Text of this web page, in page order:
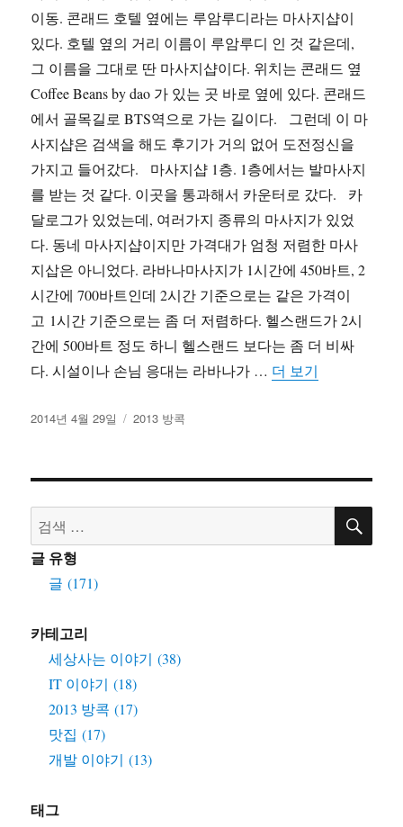
이동. 콘래드 호텔 옆에는 루암루디라는 마사지샵이
있다. 호텔 옆의 거리 이름이 루암루디 인 것 같은데,
그 이름을 그대로 딴 마사지샵이다. 위치는 콘래드 옆
Coffee Beans by dao 가 있는 곳 바로 옆에 있다. 콘래드
에서 골목길로 BTS역으로 가는 길이다. 그런데 이 마
사지샵은 검색을 해도 후기가 거의 없어 도전정신을
가지고 들어갔다. 마사지샵 1층. 1층에서는 발마사지
를 받는 것 같다. 이곳을 통과해서 카운터로 갔다. 카
달로그가 있었는데, 여러가지 종류의 마사지가 있었
다. 동네 마사지샵이지만 가격대가 엄청 저렴한 마사
지삽은 아니었다. 라바나마사지가 1시간에 450바트, 2
시간에 700바트인데 2시간 기준으로는 같은 가격이
고 1시간 기준으로는 좀 더 저렴하다. 헬스랜드가 2시
간에 500바트 정도 하니 헬스랜드 보다는 좀 더 비싸
다. 시설이나 손님 응대는 라바나가 … 더 보기
작
자
2014년 4월 29일
카
리
2013 방콕
검
색:
검
글 유형
글 (171)
카테고리
세상사는 이야기 (38)
IT 이야기 (18)
2013 방콕 (17)
맛집 (17)
개발 이야기 (13)
태그